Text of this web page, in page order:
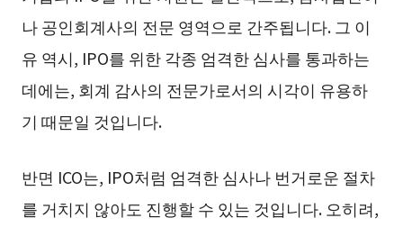
나 공인회계사의 전문 영역으로 간주됩니다. 그 이
유 역시, IPO를 위한 각종 엄격한 심사를 통과하는
데에는, 회계 감사의 전문가로서의 시각이 유용하
기 때문일 것입니다.
반면 ICO는, IPO처럼 엄격한 심사나 번거로운 절차
를 거치지 않아도 진행할 수 있는 것입니다. 오히려,